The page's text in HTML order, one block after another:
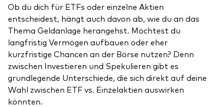
Ob du dich für ETFs oder einzelne Aktien
entscheidest, hängt auch davon ab, wie du an das
Thema Geldanlage herangehst. Möchtest du
langfristig Vermögen aufbauen oder eher
kurzfristige Chancen an der Börse nutzen? Denn
zwischen Investieren und Spekulieren gibt es
grundlegende Unterschiede, die sich direkt auf deine
Wahl zwischen ETF vs. Einzelaktien auswirken
könnten.